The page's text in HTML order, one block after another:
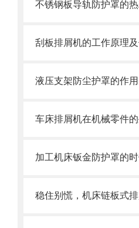
刮板排屑机的工作原理
液压支架防尘护罩的作用
车床排屑机在机械零件